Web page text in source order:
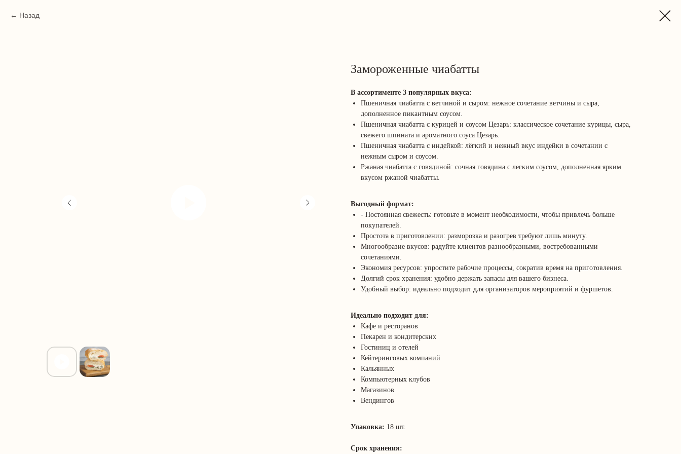
Назад
Замороженные чиабатты
В ассортименте 3 популярных вкуса:
Пшеничная чиабатта с ветчиной и сыром: нежное сочетание ветчины и сыра,
дополненное пикантным соусом.
Пшеничная чиабатта с курицей и соусом Цезарь: классическое сочетание курицы, сыра,
свежего шпината и ароматного соуса Цезарь.
Пшеничная чиабатта с индейкой: лёгкий и нежный вкус индейки в сочетании с
нежным сыром и соусом.
Ржаная чиабатта с говядиной: сочная говядина с легким соусом, дополненная ярким
вкусом ржаной чиабатты.
Выгодный формат:
- Постоянная свежесть: готовьте в момент необходимости, чтобы привлечь больше
покупателей.
Простота в приготовлении: разморозка и разогрев требуют лишь минуту.
Многообразие вкусов: радуйте клиентов разнообразными, востребованными
сочетаниями.
Экономия ресурсов: упростите рабочие процессы, сократив время на приготовления.
Долгий срок хранения: удобно держать запасы для вашего бизнеса.
Удобный выбор: идеально подходит для организаторов мероприятий и фуршетов.
Идеально подходит для:
Кафе и ресторанов
Пекарен и кондитерских
Гостиниц и отелей
Кейтеринговых компаний
Кальянных
Компьютерных клубов
Магазинов
Вендингов
Упаковка: 18 шт.
Срок хранения: